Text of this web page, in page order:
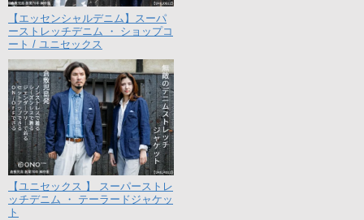
【エッセンシャルデニム】スーパ
ーストレッチデニム ・ ショップコ
ート / ユニセックス
【ユニセックス 】 スーパーストレ
ッチデニム ・ テーラードジャケッ
ト